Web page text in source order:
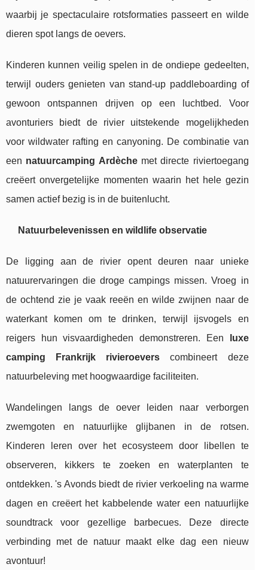
waarbij je spectaculaire rotsformaties passeert en wilde
dieren spot langs de oevers.
Kinderen kunnen veilig spelen in de ondiepe gedeelten,
terwijl ouders genieten van stand-up paddleboarding of
gewoon ontspannen drijven op een luchtbed. Voor
avonturiers biedt de rivier uitstekende mogelijkheden
voor wildwater rafting en canyoning. De combinatie van
een natuurcamping Ardèchemet directe riviertoegang
creëert onvergetelijke momenten waarin het hele gezin
samen actief bezig is in de buitenlucht.
Natuurbelevenissen en wildlife observatie
De ligging aan de rivier opent deuren naar unieke
natuurervaringen die droge campings missen. Vroeg in
de ochtend zie je vaak reeën en wilde zwijnen naar de
waterkant komen om te drinken, terwijl ijsvogels en
reigers hun visvaardigheden demonstreren. Een
luxe
camping Frankrijk rivieroevers combineert deze
natuurbeleving met hoogwaardige faciliteiten.
Wandelingen langs de oever leiden naar verborgen
zwemgoten en natuurlijke glijbanen in de rotsen.
Kinderen leren over het ecosysteem door libellen te
observeren, kikkers te zoeken en waterplanten te
ontdekken. 's Avonds biedt de rivier verkoeling na warme
dagen en creëert het kabbelende water een natuurlijke
soundtrack voor gezellige barbecues. Deze directe
verbinding met de natuur maakt elke dag een nieuw
avontuur!